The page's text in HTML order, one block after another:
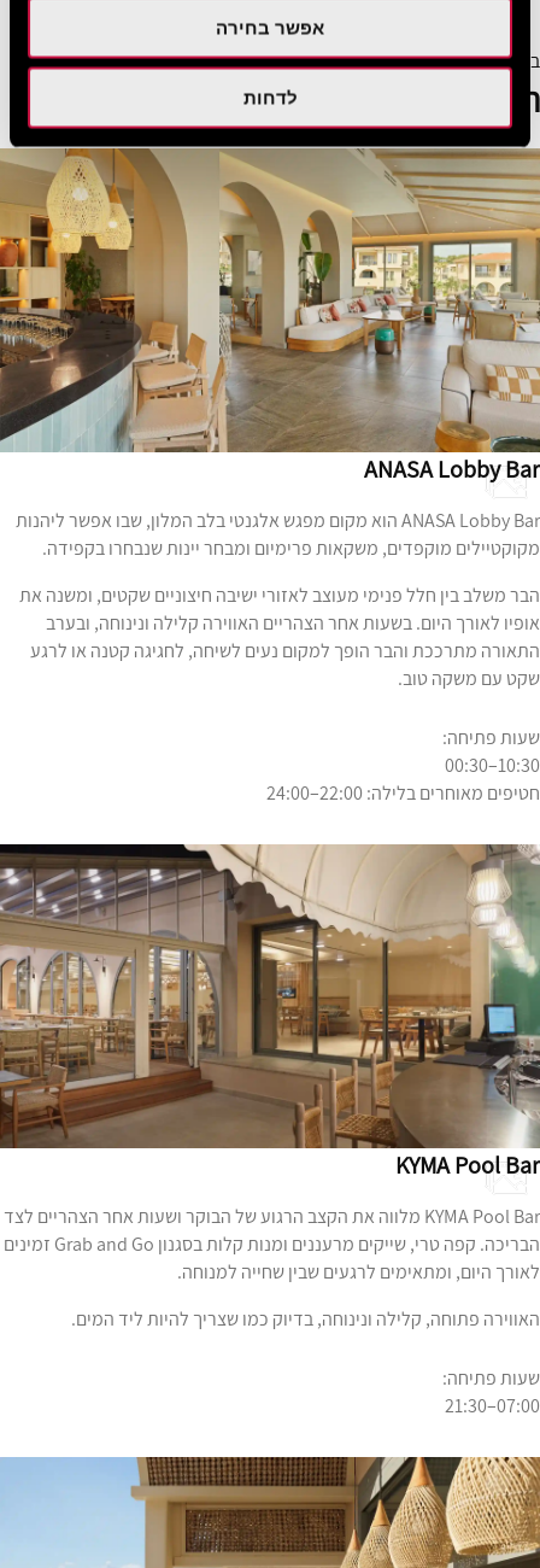
אפשר בחירה
לדחות
בכפוף לזמינות, לתנאי מזג האוויר ולהזמנה מראש.
הברים
ANASA Lobby Bar
ANASA Lobby Bar הוא מקום מפגש אלגנטי בלב המלון, שבו אפשר ליהנות
מקוקטיילים מוקפדים, משקאות פרימיום ומבחר יינות שנבחרו בקפידה.
הבר משלב בין חלל פנימי מעוצב לאזורי ישיבה חיצוניים שקטים, ומשנה את
אופיו לאורך היום. בשעות אחר הצהריים האווירה קלילה ונינוחה, ובערב
התאורה מתרככת והבר הופך למקום נעים לשיחה, לחגיגה קטנה או לרגע
שקט עם משקה טוב.
שעות פתיחה:
10:30–00:30
חטיפים מאוחרים בלילה: 22:00–24:00
KYMA Pool Bar
KYMA Pool Bar מלווה את הקצב הרגוע של הבוקר ושעות אחר הצהריים לצד
הבריכה. קפה טרי, שייקים מרעננים ומנות קלות בסגנון Grab and Go זמינים
לאורך היום, ומתאימים לרגעים שבין שחייה למנוחה.
האווירה פתוחה, קלילה ונינוחה, בדיוק כמו שצריך להיות ליד המים.
שעות פתיחה:
07:00–21:30